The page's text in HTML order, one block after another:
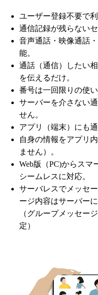
ユーザー登録不要で利
通信記録が残らない
音声通話・映像通話
能。
通話（通信）したい
を伝えるだけ。
番号は一回限りの使い
サーバーを介さない
せん。
アプリ（端末）にも
自身の情報をアプリ
ません）。
Web版（PC)からス
シームレスに対応。
サーバレスでメッセ
ージ内容はサーバー
（グループメッセー
定）